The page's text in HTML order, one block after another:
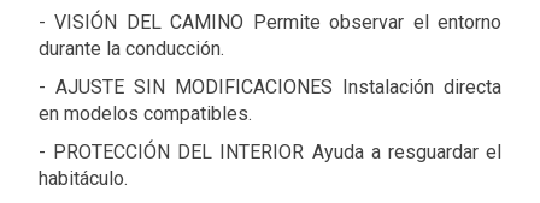
- VISIÓN DEL CAMINO Permite observar el entorno
durante la conducción.
- AJUSTE SIN MODIFICACIONES Instalación directa
en modelos compatibles.
- PROTECCIÓN DEL INTERIOR Ayuda a resguardar el
habitáculo.